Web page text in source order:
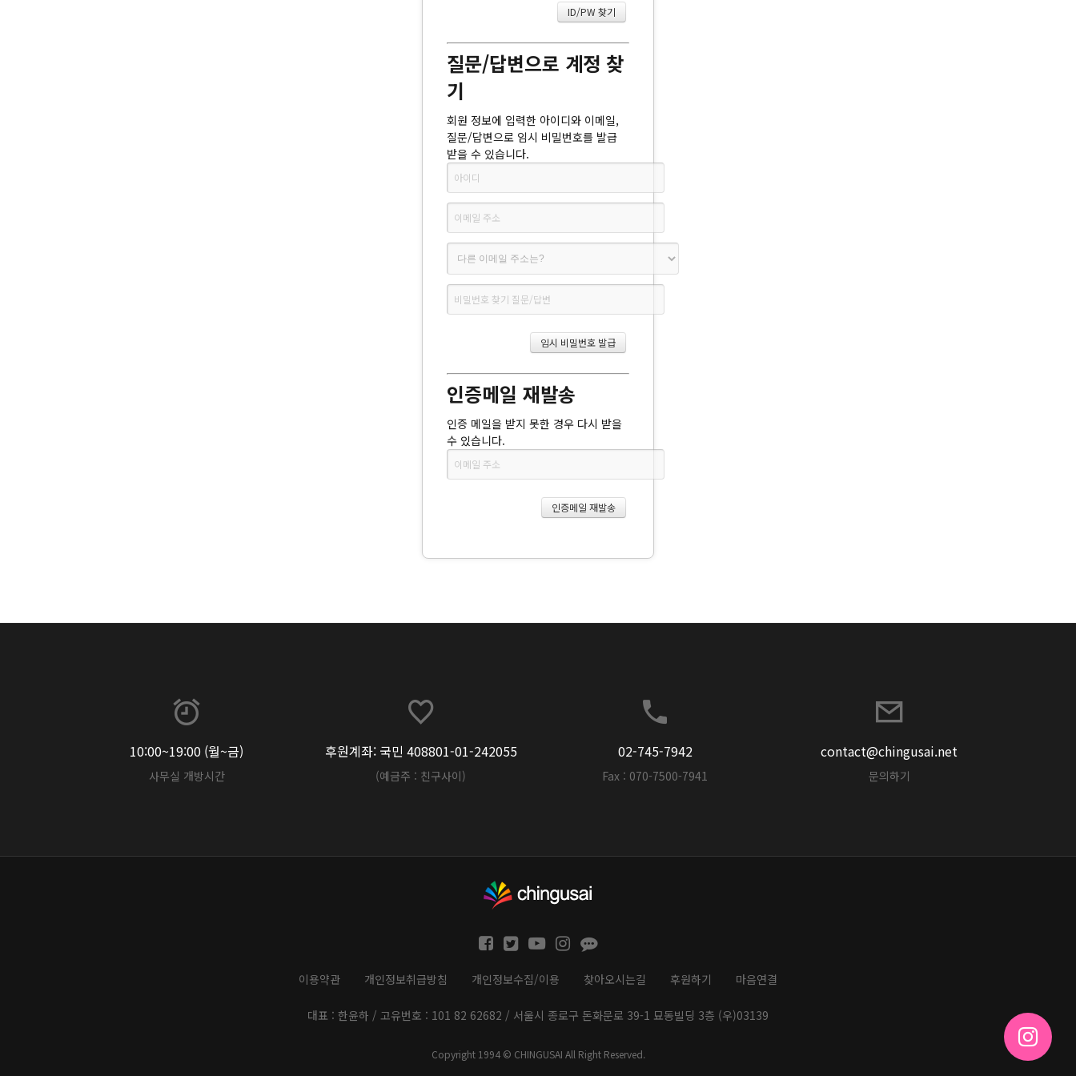
질문/답변으로 계정 찾
기
회원 정보에 입력한 아이디와 이메일,
질문/답변으로 임시 비밀번호를 발급
받을 수 있습니다.
인증메일 재발송
인증 메일을 받지 못한 경우 다시 받을
수 있습니다.
10:00~19:00 (월~금)
사무실 개방시간
후원계좌: 국민 408801-01-242055
(예금주 : 친구사이)
02-745-7942
Fax : 070-7500-7941
contact@chingusai.net
문의하기
이용약관 개인정보취급방침 개인정보수집/이용 찾아오시는길 후원하기 마음연결
대표 : 한윤하 / 고유번호 : 101 82 62682 / 서울시 종로구 돈화문로 39-1 묘동빌딩 3층 (우)03139
Copyright 1994 © CHINGUSAI All Right Reserved.